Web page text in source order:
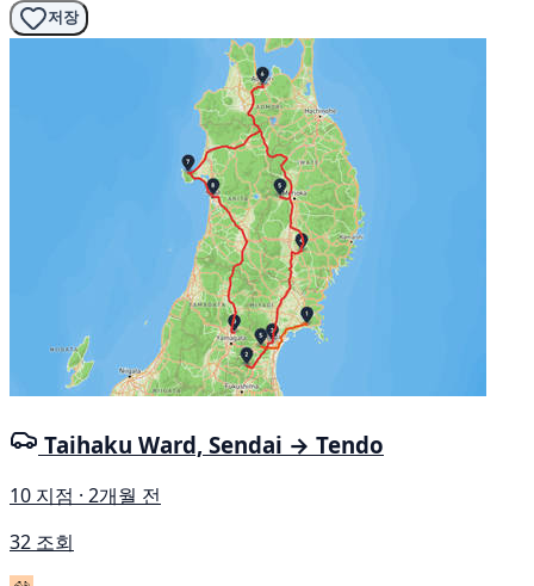
저장
Taihaku Ward, Sendai → Tendo
10 지점 · 2개월 전
32 조회